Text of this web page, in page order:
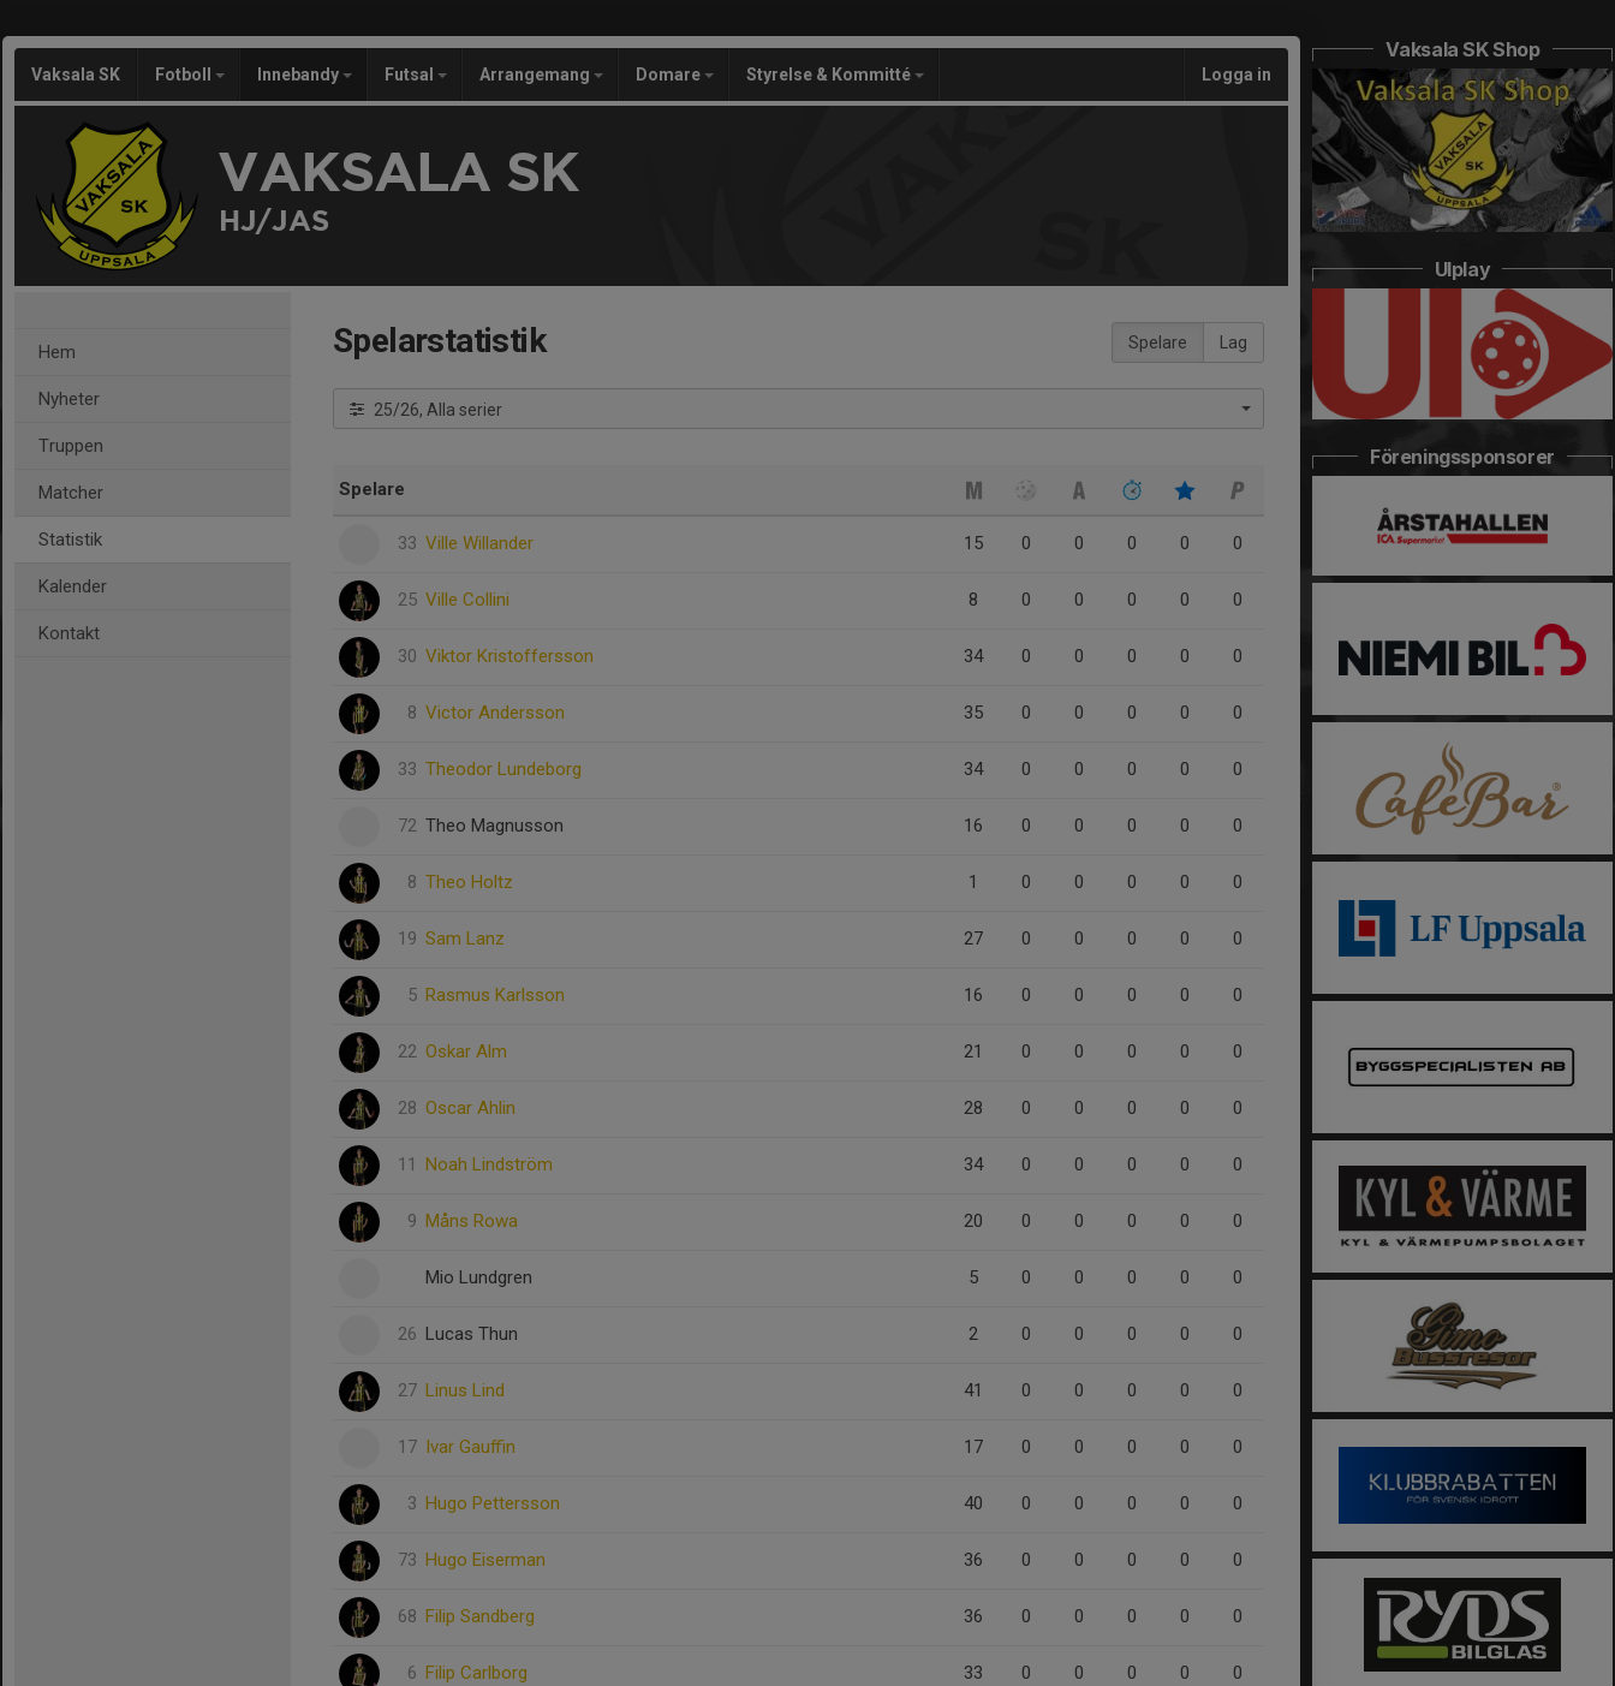
Vaksala SK Fotboll Innebandy Futsal Arrangemang Domare Styrelse & Kommitté Logga in
VAKSALA SK
HJ/JAS
Hem
Nyheter
Truppen
Matcher
Statistik
Kalender
Kontakt
Spelare Lag
Spelarstatistik
25/26, Alla serier
Spelare
33 Ville Willander 15 0 0 0 0 0
25 Ville Collini 8 0 0 0 0 0
30 Viktor Kristoffersson 34 0 0 0 0 0
8 Victor Andersson 35 0 0 0 0 0
33 Theodor Lundeborg 34 0 0 0 0 0
72 Theo Magnusson 16 0 0 0 0 0
8 Theo Holtz 1 0 0 0 0 0
19 Sam Lanz 27 0 0 0 0 0
5 Rasmus Karlsson 16 0 0 0 0 0
22 Oskar Alm 21 0 0 0 0 0
28 Oscar Ahlin 28 0 0 0 0 0
11 Noah Lindström 34 0 0 0 0 0
9 Måns Rowa 20 0 0 0 0 0
Mio Lundgren 5 0 0 0 0 0
26 Lucas Thun 2 0 0 0 0 0
27 Linus Lind 41 0 0 0 0 0
17 Ivar Gauffin 17 0 0 0 0 0
3 Hugo Pettersson 40 0 0 0 0 0
73 Hugo Eiserman 36 0 0 0 0 0
68 Filip Sandberg 36 0 0 0 0 0
6 Filip Carlborg 33 0 0 0 0 0
Vaksala SK Shop
UIplay
Föreningssponsorer